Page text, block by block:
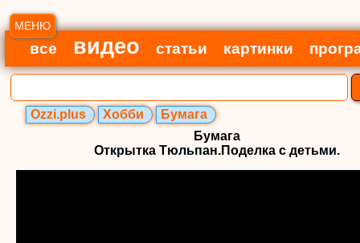
МЕНЮ
все видео статьи картинки
Ozzi.plus Хобби
Бумага
Бумага
Открытка Тюльпан.Поделка с детьми.